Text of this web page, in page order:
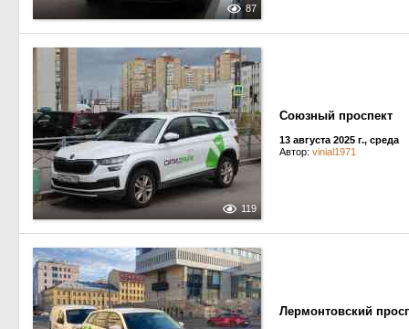
87
119
Союзный проспект
13 августа 2025 г., среда
Автор: vinial1971
Лермонтовский